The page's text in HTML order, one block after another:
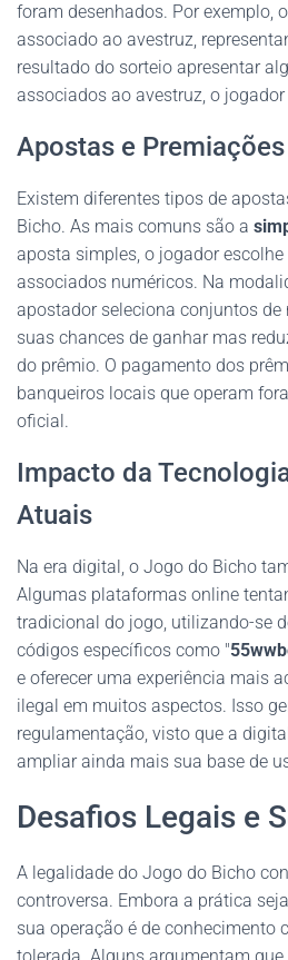
foram desenhados. Por exemplo,
associado ao avestruz,
resultado do sorteio apresentar
associados ao avestruz, o jogador
Apostas e Premiações
Existem diferentes tipos de
Bicho. As mais comuns são a
aposta simples, o jogador
associados numéricos. Na
apostador seleciona conjuntos
suas chances de ganhar mas
do prêmio. O pagamento dos
banqueiros locais que operam
oficial.
Impacto da
Atuais
Na era digital, o Jogo do Bicho
Algumas plataformas online
tradicional do jogo, utilizando-se
códigos específicos como "
e oferecer uma experiência mais
ilegal em muitos aspectos. Isso
regulamentação, visto que a
ampliar ainda mais sua base de
Desafios Legais e
A legalidade do Jogo do Bicho
controversa. Embora a prática
sua operação é de conhecimento